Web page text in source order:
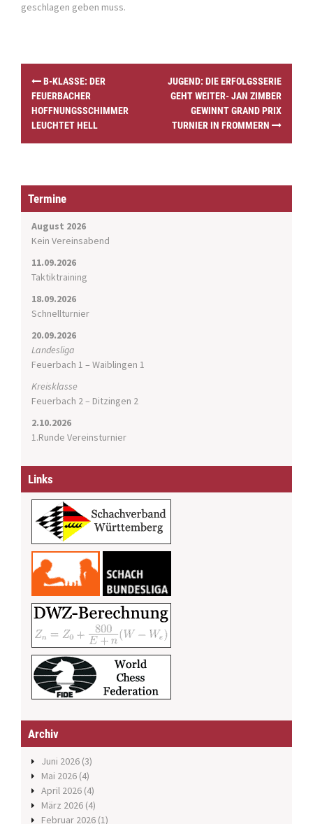
geschlagen geben muss.
a
a
B-KLASSE: DER
FEUERBACHER
HOFFNUNGSSCHIMMER
LEUCHTET HELL
JUGEND: DIE ERFOLGSSERIE
GEHT WEITER- JAN ZIMBER
GEWINNT GRAND PRIX
TURNIER IN FROMMERN
Termine
August 2026
Kein Vereinsabend
11.09.2026
Taktiktraining
18.09.2026
Schnellturnier
20.09.2026
Landesliga
Feuerbach 1 – Waiblingen 1
Kreisklasse
Feuerbach 2 – Ditzingen 2
2.10.2026
1.Runde Vereinsturnier
Links
Archiv
Juni 2026 (3)
Mai 2026 (4)
April 2026 (4)
März 2026 (4)
Februar 2026 (1)